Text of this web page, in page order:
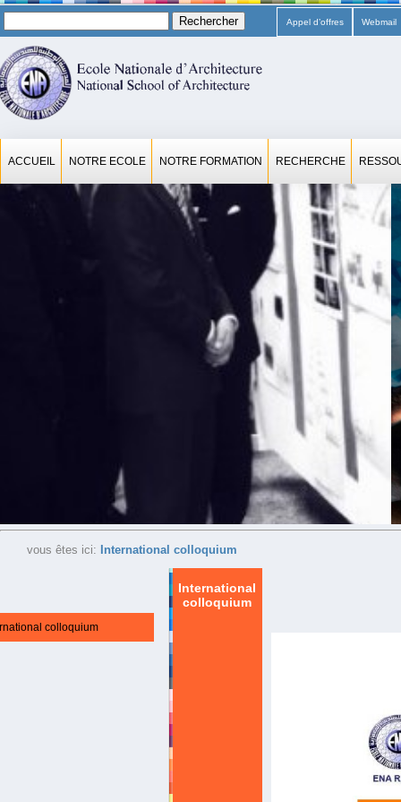
Appel d’offres Webmail
ACCUEIL NOTRE ECOLE NOTRE FORMATION RECHERCHE
vous êtes ici: International colloquium
colloquium
International
colloquium